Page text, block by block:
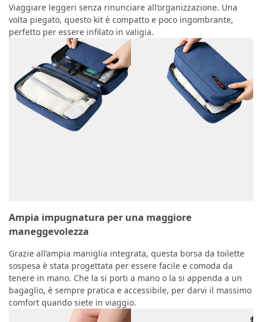
Viaggiare leggeri senza rinunciare all’organizzazione. Una
volta piegato, questo kit è compatto e poco ingombrante,
perfetto per essere infilato in valigia.
Ampia impugnatura per una maggiore
maneggevolezza
Grazie all’ampia maniglia integrata, questa borsa da toilette
sospesa è stata progettata per essere facile e comoda da
tenere in mano. Che la si porti a mano o la si appenda a un
bagaglio, è sempre pratica e accessibile, per darvi il massimo
comfort quando siete in viaggio.